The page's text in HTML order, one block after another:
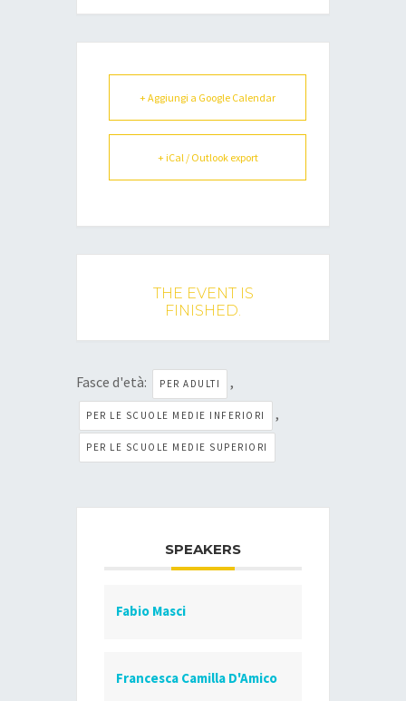
+ Aggiungi a Google Calendar
+ iCal / Outlook export
THE EVENT IS
FINISHED.
Fasce d'età: PER ADULTI ,
PER LE SCUOLE MEDIE INFERIORI ,
PER LE SCUOLE MEDIE SUPERIORI
SPEAKERS
Fabio Masci
Francesca Camilla D'Amico